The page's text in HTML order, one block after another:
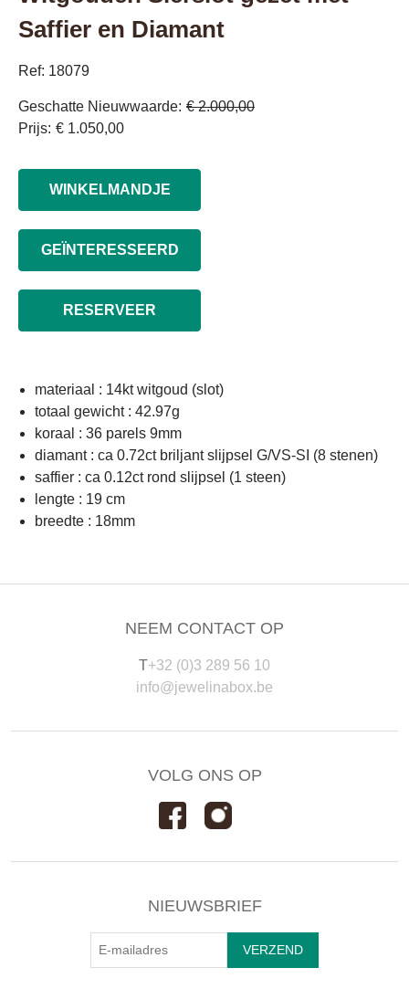
Saffier en Diamant
Ref: 18079
Geschatte Nieuwwaarde € 2.000,00
Prijs € 1.050,00
WINKELMANDJE
GEÏNTERESSEERD
RESERVEER
materiaal : 14kt witgoud (slot)
totaal gewicht : 42.97g
koraal : 36 parels 9mm
diamant : ca 0.72ct briljant slijpsel G/VS-SI (8 stenen)
saffier : ca 0.12ct rond slijpsel (1 steen)
lengte : 19 cm
breedte : 18mm
NEEM CONTACT OP
T+32 (0)3 289 56 10
info@jewelinabox.be
VOLG ONS OP
NIEUWSBRIEF